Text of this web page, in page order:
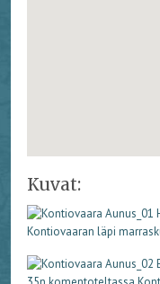
Kuvat: